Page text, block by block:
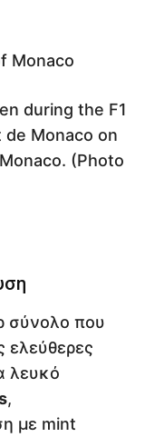
during the F1
de Monaco on
(Photo
σύνολο που
ελεύθερες
λευκό
,
με mint